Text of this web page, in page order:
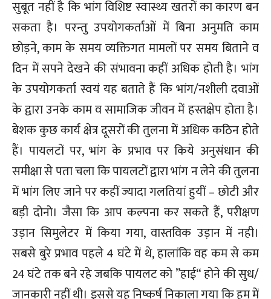
सुबूत नहीं है कि भांग विशिष्ट स्वास्थ्य खतरों का कारण बन
सकता है। परन्तु उपयोगकर्ताओं में बिना अनुमति काम
छोड़ने, काम के समय व्यक्तिगत मामलों पर समय बिताने व
दिन में सपने देखने की संभावना कहीं अधिक होती है। भांग
के उपयोगकर्ता स्वयं यह बताते हैं कि भांग/नशीली दवाओं
के द्वारा उनके काम व सामाजिक जीवन में हस्तक्षेप होता है।
बेशक कुछ कार्य क्षेत्र दूसरों की तुलना में अधिक कठिन होते
हैं। पायलटों पर, भांग के प्रभाव पर किये अनुसंधान की
समीक्षा से पता चला कि पायलटों द्वारा भांग न लेने की तुलना
में भांग लिए जाने पर कहीं ज्यादा गलतियां हुयीं – छोटी और
बड़ी दोनो। जैसा कि आप कल्पना कर सकते हैं, परीक्षण
उड़ान सिमुलेटर में किया गया, वास्तविक उड़ान में नही।
सबसे बुरे प्रभाव पहले 4 घंटे में थे, हालांकि वह कम से कम
24 घंटे तक बने रहे जबकि पायलट को ”हाई“ होने की सुध/
जानकारी नहीं थी। इससे यह निष्कर्ष निकाला गया कि हम में